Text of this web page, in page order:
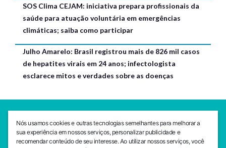
SOS Clima CEJAM: iniciativa prepara profissionais da
saúde para atuação voluntária em emergências
climáticas; saiba como participar
Julho Amarelo: Brasil registrou mais de 826 mil casos
de hepatites virais em 24 anos; infectologista
esclarece mitos e verdades sobre as doenças
Av. da Liberdade, 765, Liberdade, São Paulo, 01503-001
(11) 3469 - 1818
Nós usamos cookies e outras tecnologias semelhantes para melhorar a
sua experiência em nossos serviços, personalizar publicidade e
recomendar conteúdo de seu interesse. Ao utilizar nossos serviços, você